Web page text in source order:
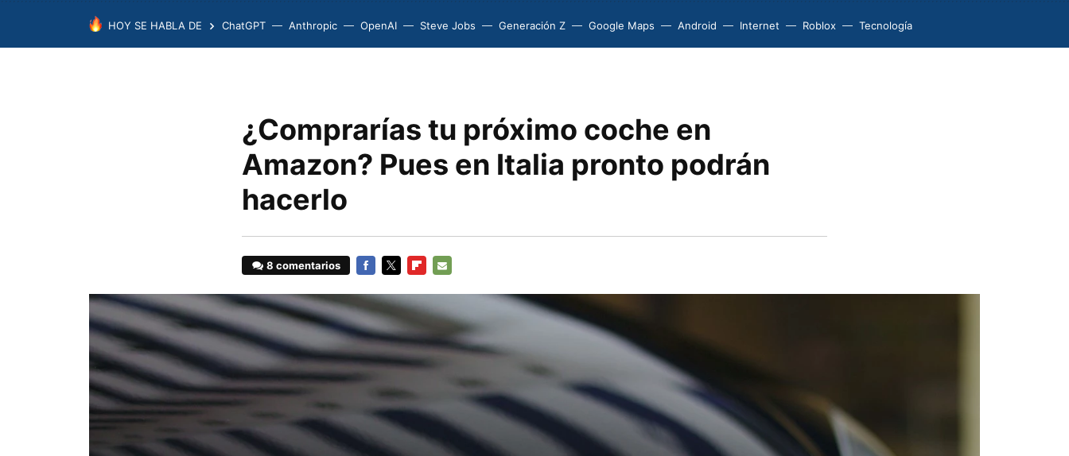
HOY SE HABLA DE ChatGPT Anthropic OpenAI Steve Jobs Generación Z Google Maps Android Internet Roblox Tecnología
¿Comprarías tu próximo coche en
Amazon? Pues en Italia pronto podrán
hacerlo
8 comentarios